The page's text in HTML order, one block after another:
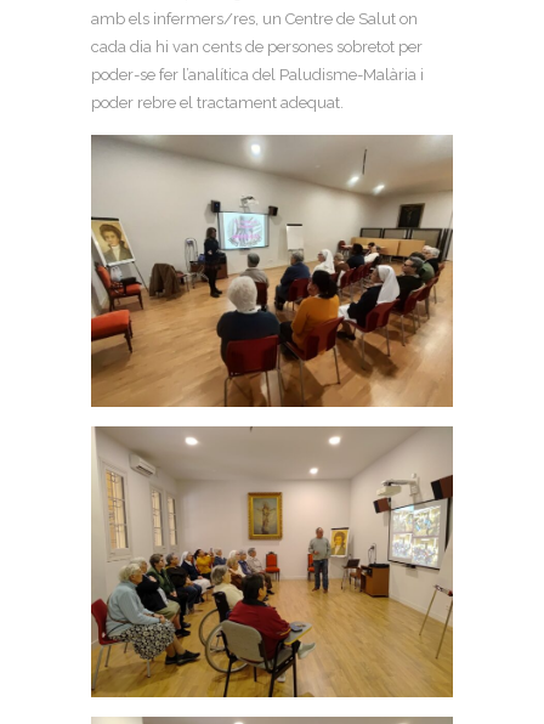
amb els infermers/res, un Centre de Salut on
cada dia hi van cents de persones sobretot per
poder-se fer l’analítica del Paludisme-Malària i
poder rebre el tractament adequat.